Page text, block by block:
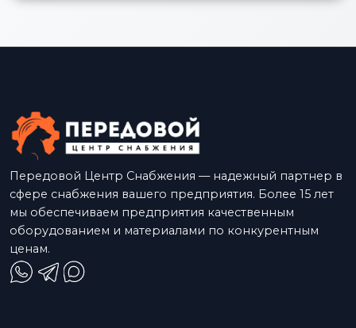
Передовой Центр Снабжения — надежный партнер в
сфере снабжения вашего предприятия. Более 15 лет
мы обеспечиваем предприятия качественным
оборудованием и материалами по конкурентным
ценам.